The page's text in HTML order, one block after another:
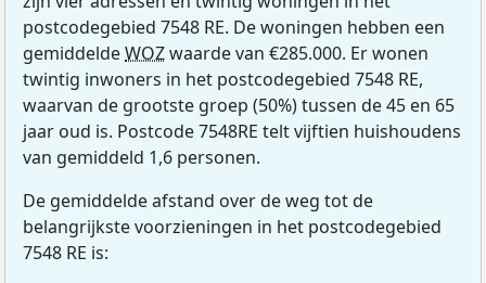
postcodegebied 7548 RE. De woningen hebben een
gemiddeldeWOZwaarde van €285.000. Er wonen
twintig inwoners in het postcodegebied 7548 RE,
waarvan de grootste groep (50%) tussen de 45 en 65
jaar oud is. Postcode 7548RE telt vijftien huishoudens
van gemiddeld 1,6 personen.
De gemiddelde afstand over de weg tot de
belangrijkste voorzieningen in het postcodegebied
7548 RE is: